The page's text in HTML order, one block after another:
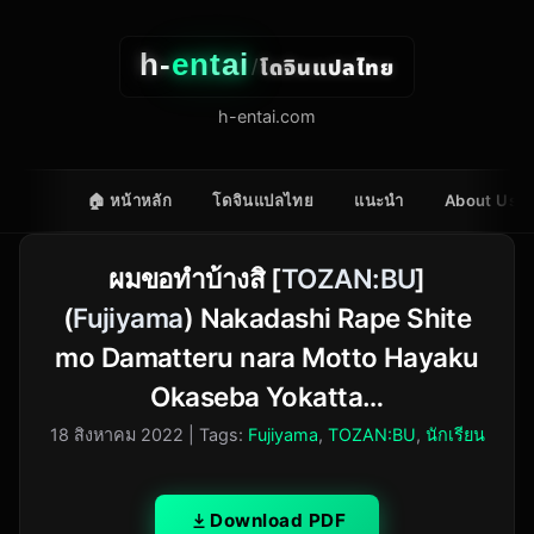
h-entai/โดจินแปลไทย
h-entai.com
🏠 หน้าหลัก โดจินแปลไทย แนะนำ About Us
ผมขอทำบ้างสิ [TOZAN:BU]
(Fujiyama) Nakadashi Rape Shite
mo Damatteru nara Motto Hayaku
Okaseba Yokatta…
18 สิงหาคม 2022 | Tags: Fujiyama, TOZAN:BU, นักเรียน
Download PDF